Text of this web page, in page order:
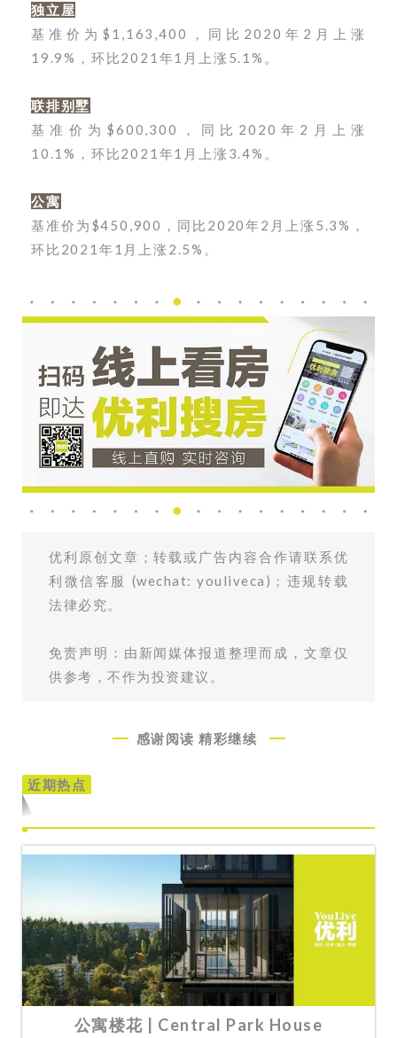
独立屋
基准价为$1,163,400，同比2020年2月上涨
19.9%，环比2021年1月上涨5.1%。
联排别墅
基准价为$600,300，同比2020年2月上涨
10.1%，环比2021年1月上涨3.4%。
公寓
基准价为$450,900，同比2020年2月上涨5.3%，
环比2021年1月上涨2.5%。
优利原创文章；转载或广告内容合作请联系优
利微信客服 (wechat: youliveca)；违规转载
法律必究。
免责声明：由新闻媒体报道整理而成，文章仅
供参考，不作为投资建议。
感谢阅读 精彩继续
近期热点
公寓楼花 | Central Park House